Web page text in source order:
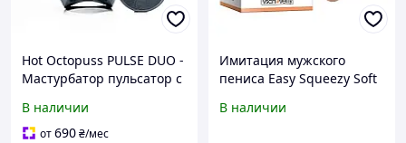
Hot Octopuss PULSE DUO -
Мастурбатор пульсатор с
В наличии
от690₴/мес
Имитация мужского
пениса Easy Squeezy Soft
В наличии